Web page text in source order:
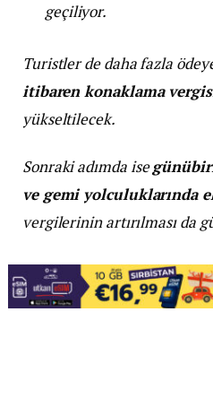
geçiliyor.
Turistler de daha fazla
itibaren konaklama vergisi
yükseltilecek.
Sonraki adımda ise
ve gemi yolculuklarında
vergilerinin artırılması da